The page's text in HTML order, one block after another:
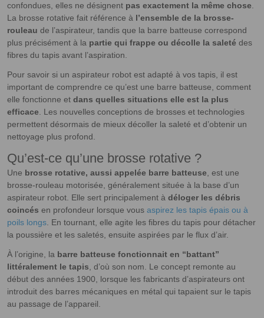
confondues, elles ne désignent pas exactement la même chose
La brosse rotative fait référence à l’ensemble de la brosse-
rouleau de l’aspirateur, tandis que la barre batteuse correspond
plus précisément à la partie qui frappe ou décolle la saleté des
fibres du tapis avant l’aspiration.
Pour savoir si un aspirateur robot est adapté à vos tapis, il est
important de comprendre ce qu’est une barre batteuse, comment
elle fonctionne et dans quelles situations elle est la plus
efficace . Les nouvelles conceptions de brosses et technologies
permettent désormais de mieux décoller la saleté et d’obtenir un
nettoyage plus profond.
Qu’est-ce qu’une brosse rotative ?
Une brosse rotative, aussi appelée barre batteuse , est une
brosse-rouleau motorisée, généralement située à la base d’un
aspirateur robot. Elle sert principalement à déloger les débris
coincés en profondeur lorsque vous aspirez les tapis épais ou à
poils longs . En tournant, elle agite les fibres du tapis pour détacher
la poussière et les saletés, ensuite aspirées par le flux d’air.
À l’origine, la barre batteuse fonctionnait en “battant”
littéralement le tapis , d’où son nom. Le concept remonte au
début des années 1900, lorsque les fabricants d’aspirateurs ont
introduit des barres mécaniques en métal qui tapaient sur le tapis
au passage de l’appareil.